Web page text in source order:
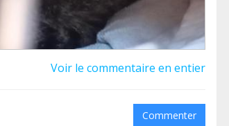
Voir le commentaire en entier
Commenter